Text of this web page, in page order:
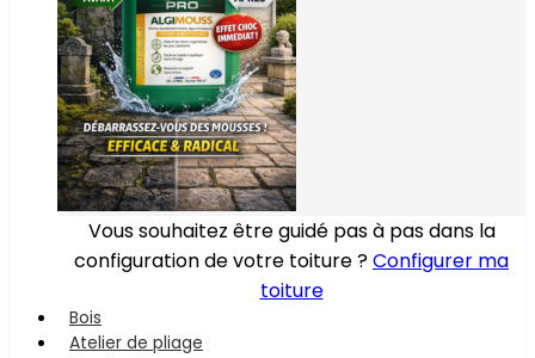
Vous souhaitez être guidé pas à pas dans la
configuration de votre toiture ?Configurer ma
toiture
Bois
Atelier de pliage